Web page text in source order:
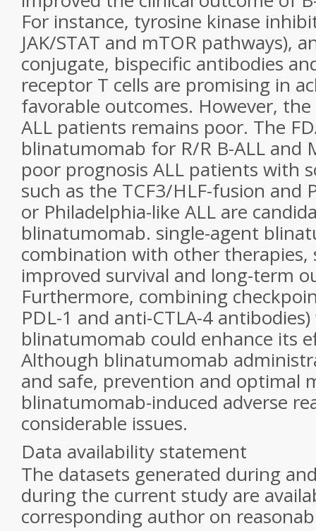
For instance, tyrosine kinase
JAK/STAT and mTOR pathways),
conjugate, bispecific antibodies
receptor T cells are promising in
favorable outcomes. However,
ALL patients remains poor. The
blinatumomab for R/R B-ALL and
poor prognosis ALL patients with
such as the TCF3/HLF-fusion and
or Philadelphia-like ALL are
blinatumomab. single-agent
combination with other therapies,
improved survival and long-term
Furthermore, combining
PDL-1 and anti-CTLA-4
blinatumomab could enhance its
Although blinatumomab
and safe, prevention and optimal
blinatumomab-induced adverse
considerable issues.
Data availability statement
The datasets generated during
during the current study are
corresponding author on